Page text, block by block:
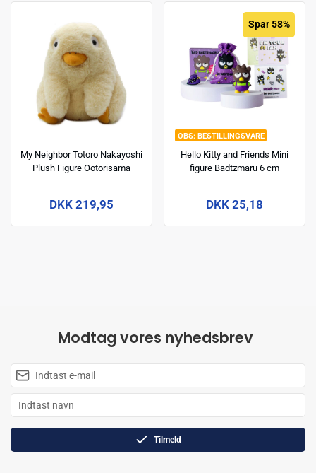
My Neighbor Totoro Nakayoshi
Plush Figure Ootorisama
DKK 219,95
BESTILLINGSVARE
Spar 58%
Hello Kitty and Friends Mini
figure Badtzmaru 6 cm
DKK 25,18
Modtag vores nyhedsbrev
Tilmeld